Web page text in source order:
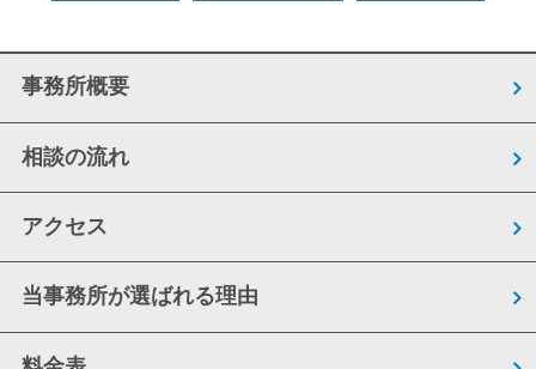
事務所概要
相談の流れ
アクセス
当事務所が選ばれる理由